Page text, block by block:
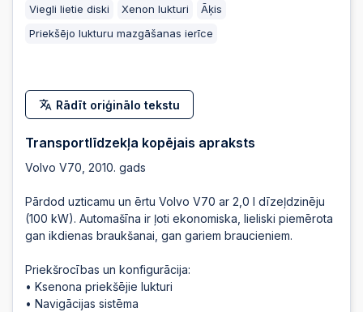
2026-01-12 18:59:12
2026-01-12 18:56:32
2026-01-12 18:56:22
Viegli lietie diski Xenon lukturi
Āķis
Priekšējo lukturu mazgāšanas ierīce
Rādīt oriģinālo tekstu
Transportlīdzekļa kopējais apraksts
Volvo V70, 2010. gads
Pārdod uzticamu un ērtu Volvo V70 ar 2,0 l dīzeļdzinēju
(100 kW). Automašīna ir ļoti ekonomiska, lieliski piemērota
gan ikdienas braukšanai, gan gariem braucieniem.
Priekšrocības un konfigurācija:
• Ksenona priekšējie lukturi
• Navigācijas sistēma